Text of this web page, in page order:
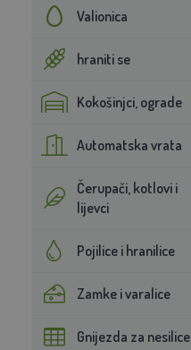
Valionica
hraniti se
Kokošinjci, ograde
Automatska vrata
Čerupači, kotlovi i
lijevci
Pojilice i hranilice
Zamke i varalice
Gnijezda za nesilice